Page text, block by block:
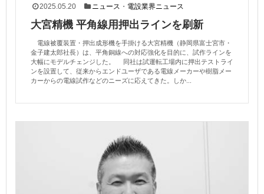
2025.05.20 ニュース ・ 電設業界ニュース
大宮精機 平角線用押出ラインを刷新
電線被覆装置・押出成形機を手掛ける大宮精機（静岡県富士宮市・
金子建太郎社長）は、平角銅線への対応強化を目的に、試作ラインを
大幅にモデルチェンジした。 同社は試運転工場内に押出テストライ
ンを設置して、従来からエンドユーザである電線メーカーや樹脂メー
カーからの電線試作などのニーズに応えてきた。しか...